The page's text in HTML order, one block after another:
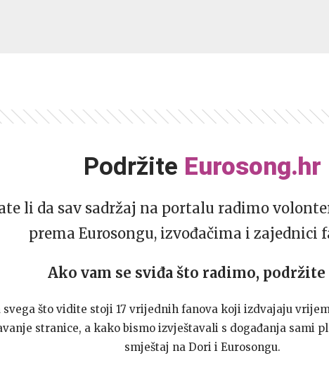
Podržite Eurosong.hr
li da sav sadržaj na portalu radimo
prema Eurosongu, izvođačima i zajednici
Ako vam se sviđa što radimo, podržite
svega što vidite stoji 17 vrijednih fanova koji izdvajaju
stranice, a kako bismo izvještavali s događanja sami
smještaj na Dori i Eurosongu.